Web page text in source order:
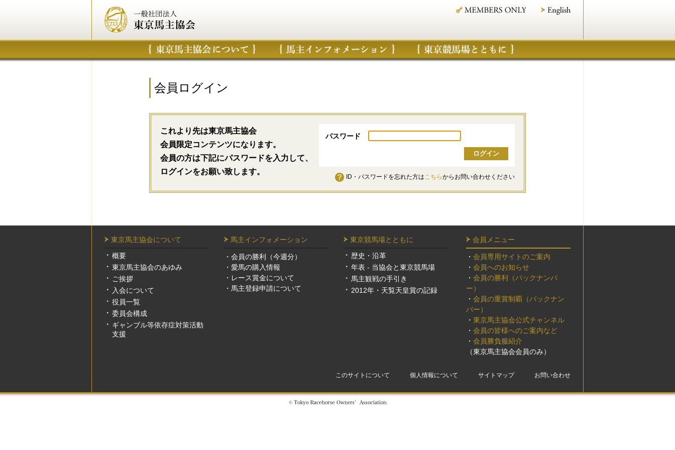
会員ログイン
これより先は東京馬主協会
会員限定コンテンツになります。
会員の方は下記にパスワードを入力して、
ログインをお願い致します。
パスワード
ID・パスワードを忘れた方はこちらからお問い合わせください
東京馬主協会について
概要
東京馬主協会のあゆみ
ご挨拶
入会について
役員一覧
委員会構成
ギャンブル等依存症対策活動
支援
馬主インフォメーション
・ 会員の勝利（今週分）
・ 愛馬の購入情報
・ レース賞金について
・ 馬主登録申請について
東京競馬場とともに
歴史・沿革
年表 - 当協会と東京競馬場
馬主観戦の手引き
2012年・天覧天皇賞の記録
会員メニュー
・ 会員専用サイトのご案内
・ 会員へのお知らせ
・ 会員の勝利（バックナンバ
ー）
・ 会員の重賞制覇（バックナン
バー）
・ 東京馬主協会公式チャンネル
・ 会員の皆様へのご案内など
・ 会員勝負服紹介
（東京馬主協会会員のみ）
このサイトについて 個人情報について サイトマップ お問い合わせ